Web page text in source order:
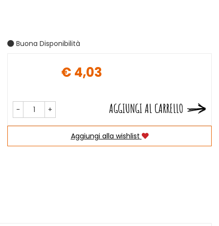
Buona Disponibilità
€ 4,03
- + AGGIUNGI AL CARRELLO
Aggiungi alla wishlist